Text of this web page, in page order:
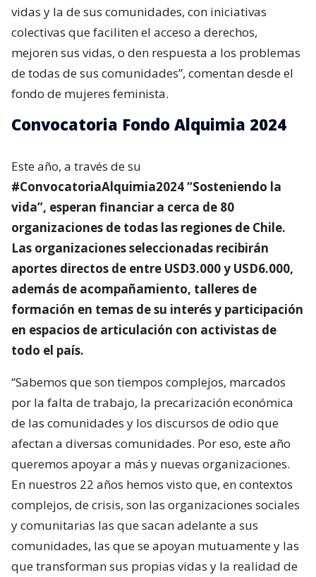
vidas y la de sus comunidades, con iniciativas
colectivas que faciliten el acceso a derechos,
mejoren sus vidas, o den respuesta a los problemas
de todas de sus comunidades”, comentan desde el
fondo de mujeres feminista.
Convocatoria Fondo Alquimia 2024
Este año, a través de su
#ConvocatoriaAlquimia2024 “Sosteniendo la
vida”, esperan financiar a cerca de 80
organizaciones de todas las regiones de Chile.
Las organizaciones seleccionadas recibirán
aportes directos de entre USD3.000 y USD6.000,
además de acompañamiento, talleres de
formación en temas de su interés y participación
en espacios de articulación con activistas de
todo el país.
“Sabemos que son tiempos complejos, marcados
por la falta de trabajo, la precarización económica
de las comunidades y los discursos de odio que
afectan a diversas comunidades. Por eso, este año
queremos apoyar a más y nuevas organizaciones.
En nuestros 22 años hemos visto que, en contextos
complejos, de crisis, son las organizaciones sociales
y comunitarias las que sacan adelante a sus
comunidades, las que se apoyan mutuamente y las
que transforman sus propias vidas y la realidad de